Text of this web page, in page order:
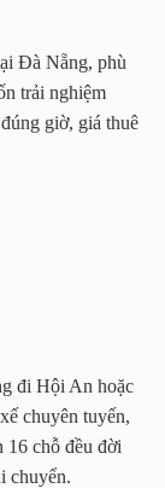
Đà Nẵng, phù
trải nghiệm
giờ, giá thuê
đi Hội An hoặc
chuyên tuyến,
16 chỗ đều đời
chuyển.